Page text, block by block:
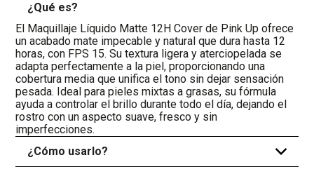
¿Qué es?
El Maquillaje Líquido Matte 12H Cover de Pink Up ofrece
un acabado mate impecable y natural que dura hasta 12
horas, con FPS 15. Su textura ligera y aterciopelada se
adapta perfectamente a la piel, proporcionando una
cobertura media que unifica el tono sin dejar sensación
pesada. Ideal para pieles mixtas a grasas, su fórmula
ayuda a controlar el brillo durante todo el día, dejando el
rostro con un aspecto suave, fresco y sin
imperfecciones.
¿Cómo usarlo?
+